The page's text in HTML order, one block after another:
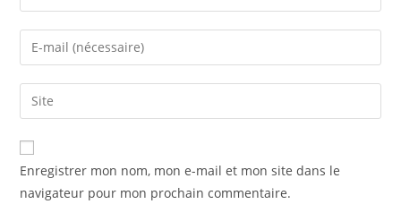
Enregistrer mon nom, mon e-mail et mon site dans le
navigateur pour mon prochain commentaire.